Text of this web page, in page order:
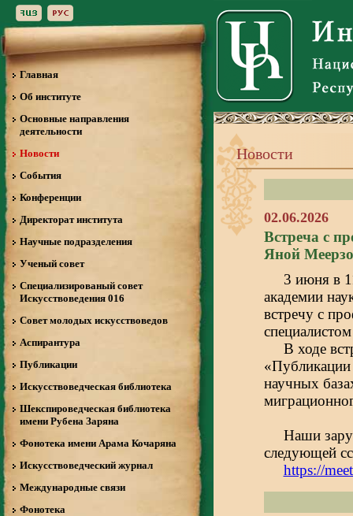
Главная
Об институте
Основные направления
деятельности
Новости
События
Конференции
Директорат института
Научные подразделения
Ученый совет
Специализированый совет
Искусствоведения 016
Совет молодых искусствоведов
Аспирантура
Публикации
Искусствоведческая библиотека
Шекспироведческая библиотека
имени Рубена Заряна
Фонотека имени Арама Кочаряна
Искусствоведческий журнал
Международные связи
Фонотека
Новости
02.06.2026
Встреча с
Яной
3 июня в
академии
встречу с
В ходе
научных
Наши
следующей
https://